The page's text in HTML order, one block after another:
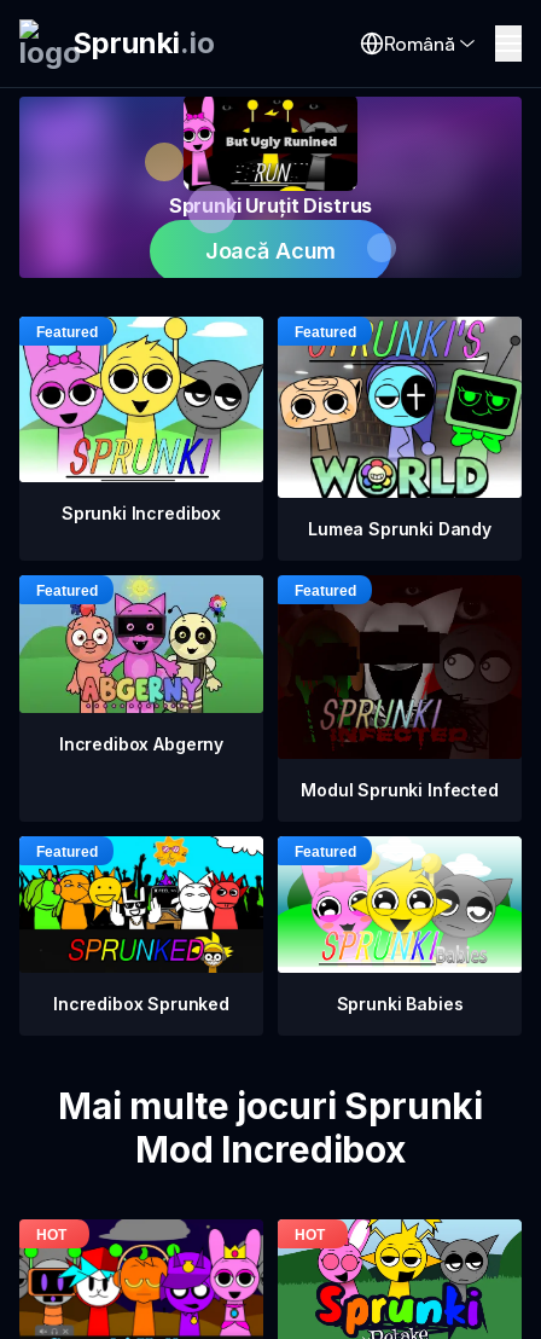
Sprunki.io Română
Sprunki Uruțit Distrus
Joacă Acum
Sprunki Incredibox
Lumea Sprunki Dandy
Incredibox Abgerny
Modul Sprunki Infected
Incredibox Sprunked Sprunki Babies
Mai multe jocuri Sprunki
Mod Incredibox